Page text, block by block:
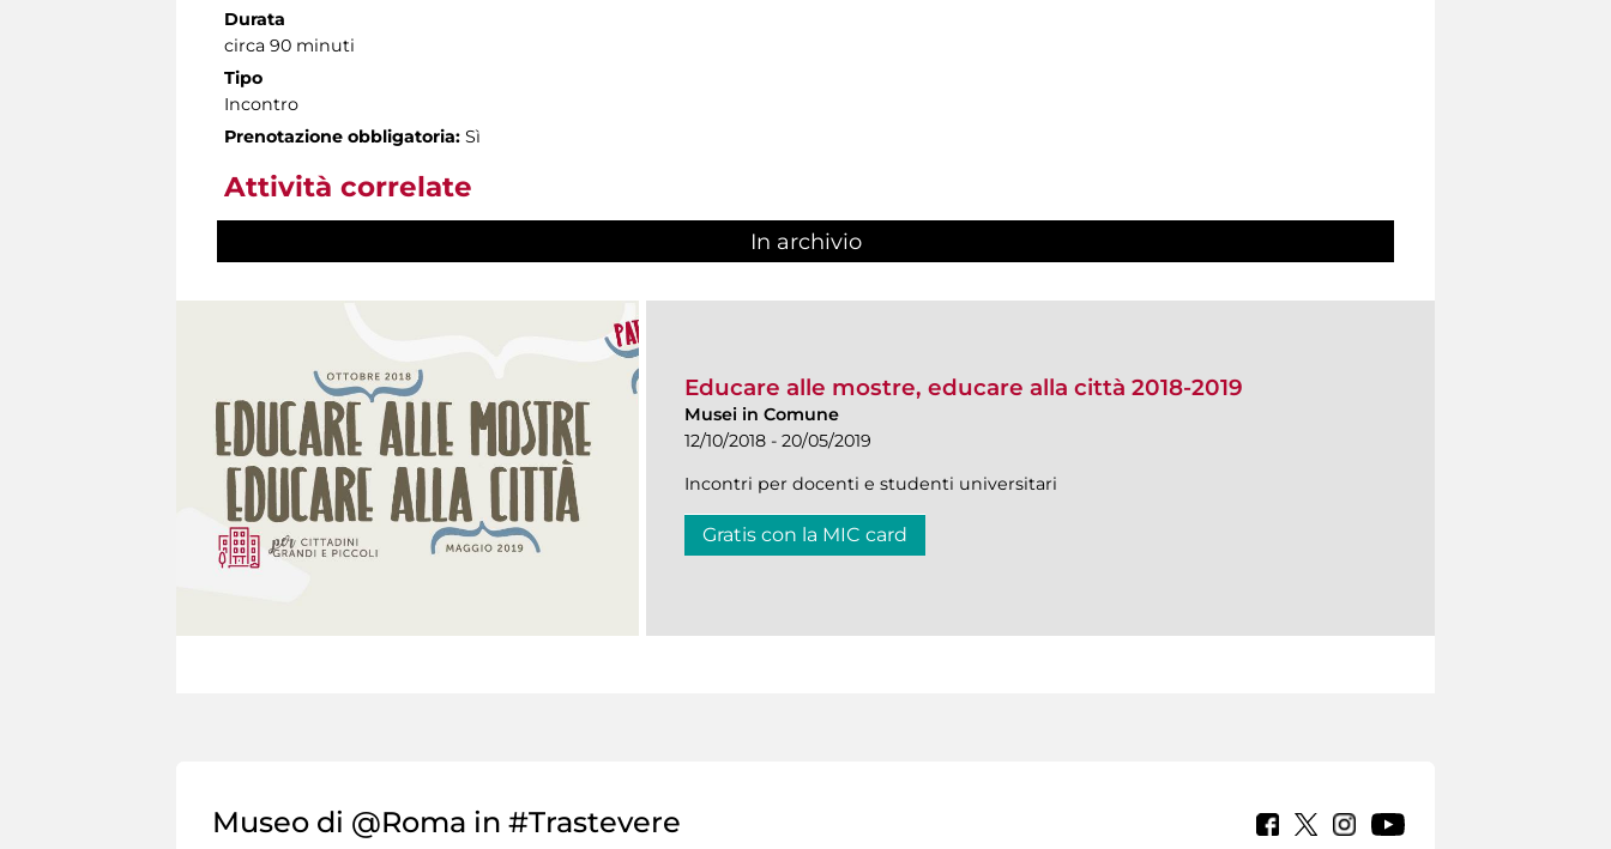
Durata
circa 90 minuti
Tipo
Incontro
Prenotazione obbligatoria: Sì
Attività correlate
In archivio
Educare alle mostre, educare alla città 2018-2019
Musei in Comune
12/10/2018 - 20/05/2019
Incontri per docenti e studenti universitari
Gratis con la MIC card
Museo di @Roma in #Trastevere